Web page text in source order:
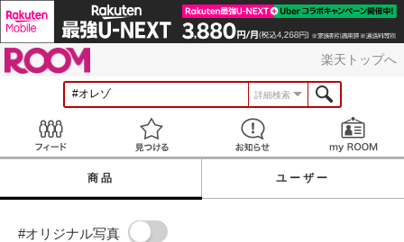
楽天トップへ
詳細検索
見つける お知らせ
商品 ユーザー
#オリジナル写真